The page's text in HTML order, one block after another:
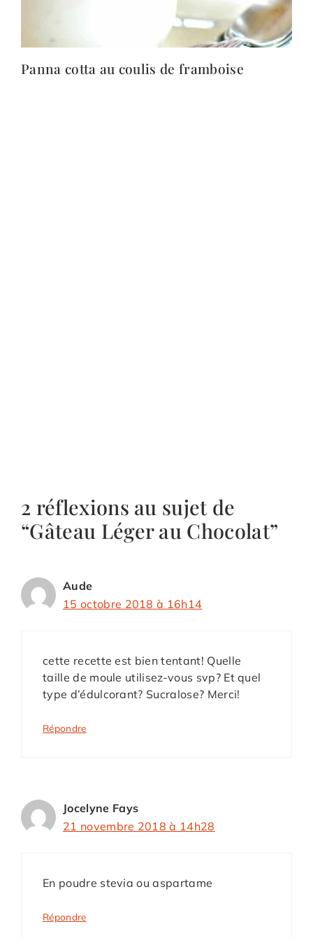
Panna cotta au coulis de framboise
2 réflexions au sujet de
“Gâteau Léger au Chocolat”
Aude
15 octobre 2018 à 16h14
cette recette est bien tentant! Quelle
taille de moule utilisez-vous svp? Et quel
type d’édulcorant? Sucralose? Merci!
Répondre
Jocelyne Fays
21 novembre 2018 à 14h28
En poudre stevia ou aspartame
Répondre